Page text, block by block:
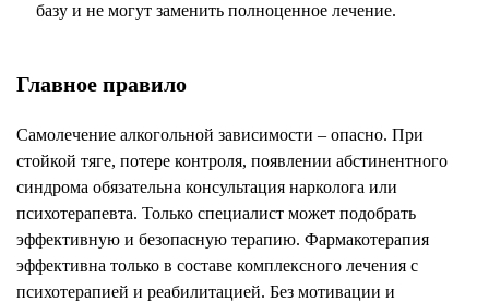
базу и не могут заменить полноценное лечение.
Главное правило
Самолечение алкогольной зависимости – опасно. При
стойкой тяге, потере контроля, появлении абстинентного
синдрома обязательна консультация нарколога или
психотерапевта. Только специалист может подобрать
эффективную и безопасную терапию. Фармакотерапия
эффективна только в составе комплексного лечения с
психотерапией и реабилитацией. Без мотивации и